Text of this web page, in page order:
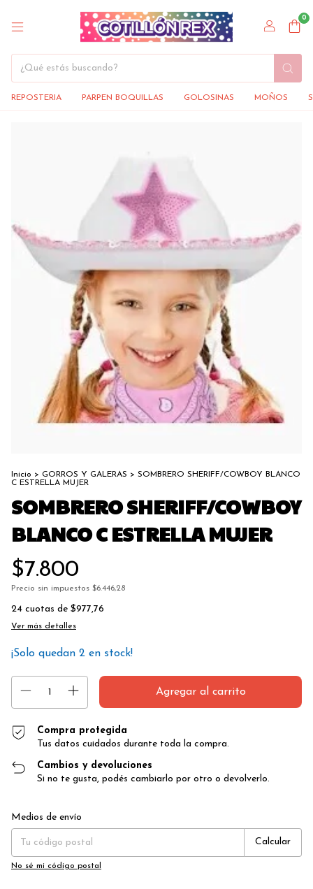
0
REPOSTERIA PARPEN BOQUILLAS GOLOSINAS MOÑOS
Inicio > GORROS Y GALERAS > SOMBRERO SHERIFF/COWBOY BLANCO
C ESTRELLA MUJER
SOMBRERO SHERIFF/COWBOY
BLANCO C ESTRELLA MUJER
$7.800
Precio sin impuestos $6.446,28
24 cuotas de $977,76
Ver más detalles
¡Solo quedan 2 en stock!
Compra protegida
Tus datos cuidados durante toda la compra.
Cambios y devoluciones
Si no te gusta, podés cambiarlo por otro o devolverlo.
Entregas para el CP:
Medios de envío
Calcular
No sé mi código postal